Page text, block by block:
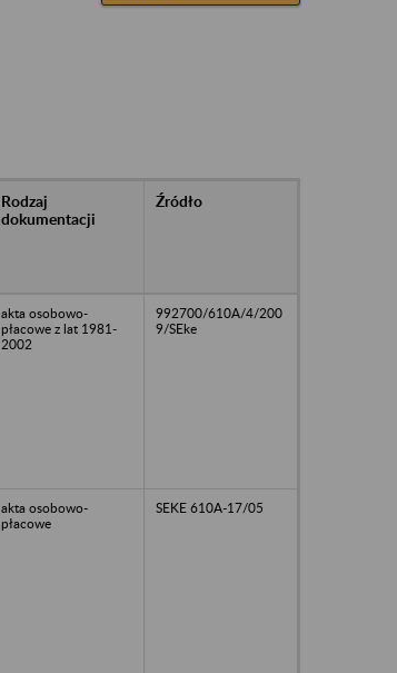
Rodzaj
dokumentacji
Źródło
akta osobowo-
płacowe z lat 1981-
2002
992700/610A/4/200
9/SEke
akta osobowo-
płacowe
SEKE 610A-17/05